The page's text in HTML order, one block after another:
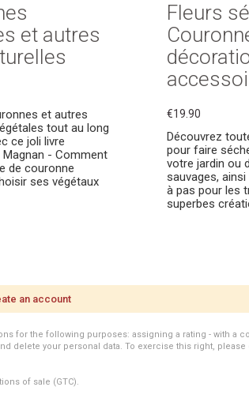
et autres
et autres
tout au long
ce joli livre
Magnan - Comment
de couronne
ses végétaux
Fleurs
€19.90
Découvrez
pour faire
votre jardin ou
sauvages,
à pas pour les
superbes
an account
for the following purposes: assigning a rating - with a
delete your personal data. To exercise this right,
of sale (GTC).